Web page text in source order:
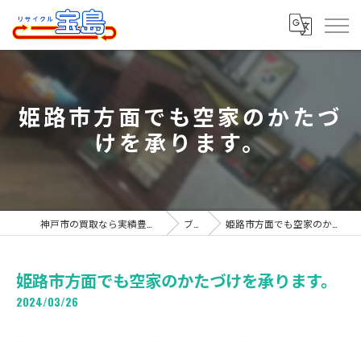
姫路市方面でも空家のかたづ
けを承ります。
ブログ 姫路市方面でも空家のかたづけを承ります。
姫路市方面でも空家のかたづけを承ります。
2024/03/26